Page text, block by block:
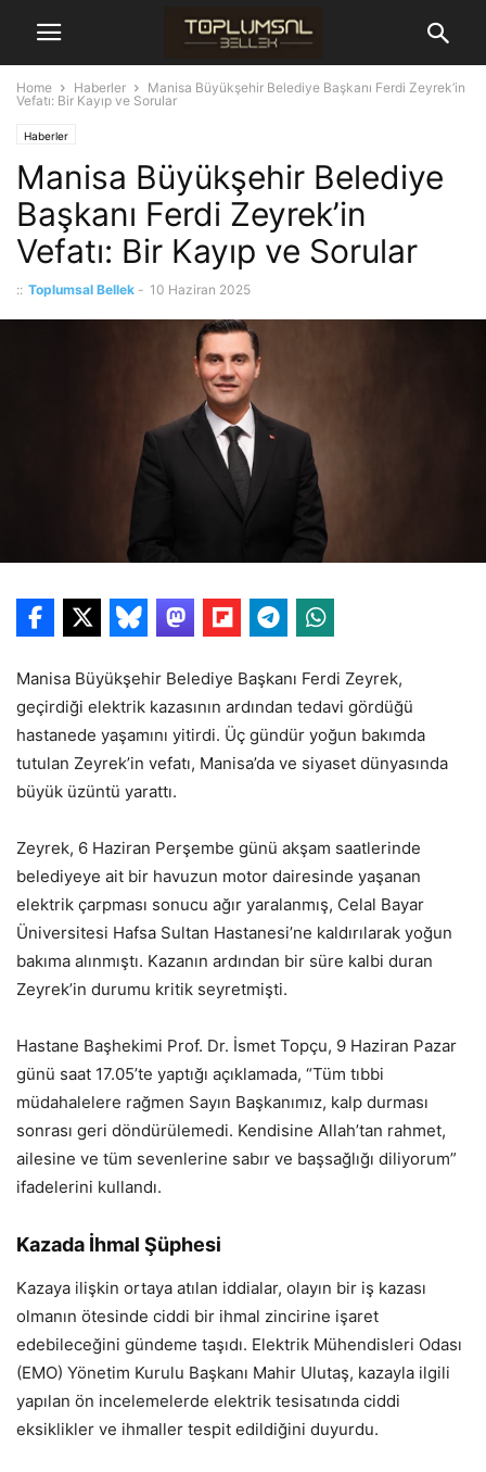
Home Haberler
Manisa Büyükşehir Belediye Başkanı Ferdi Zeyrek’in
Vefatı: Bir Kayıp ve Sorular
Haberler
Manisa Büyükşehir Belediye
Başkanı Ferdi Zeyrek’in
Vefatı: Bir Kayıp ve Sorular
:: Toplumsal Bellek - 10 Haziran 2025
Manisa Büyükşehir Belediye Başkanı Ferdi Zeyrek,
geçirdiği elektrik kazasının ardından tedavi gördüğü
hastanede yaşamını yitirdi. Üç gündür yoğun bakımda
tutulan Zeyrek’in vefatı, Manisa’da ve siyaset dünyasında
büyük üzüntü yarattı.
Zeyrek, 6 Haziran Perşembe günü akşam saatlerinde
belediyeye ait bir havuzun motor dairesinde yaşanan
elektrik çarpması sonucu ağır yaralanmış, Celal Bayar
Üniversitesi Hafsa Sultan Hastanesi’ne kaldırılarak yoğun
bakıma alınmıştı. Kazanın ardından bir süre kalbi duran
Zeyrek’in durumu kritik seyretmişti.
Hastane Başhekimi Prof. Dr. İsmet Topçu, 9 Haziran Pazar
günü saat 17.05’te yaptığı açıklamada, “Tüm tıbbi
müdahalelere rağmen Sayın Başkanımız, kalp durması
sonrası geri döndürülemedi. Kendisine Allah’tan rahmet,
ailesine ve tüm sevenlerine sabır ve başsağlığı diliyorum”
ifadelerini kullandı.
Kazada İhmal Şüphesi
Kazaya ilişkin ortaya atılan iddialar, olayın bir iş kazası
olmanın ötesinde ciddi bir ihmal zincirine işaret
edebileceğini gündeme taşıdı. Elektrik Mühendisleri Odası
(EMO) Yönetim Kurulu Başkanı Mahir Ulutaş, kazayla ilgili
yapılan ön incelemelerde elektrik tesisatında ciddi
eksiklikler ve ihmaller tespit edildiğini duyurdu.